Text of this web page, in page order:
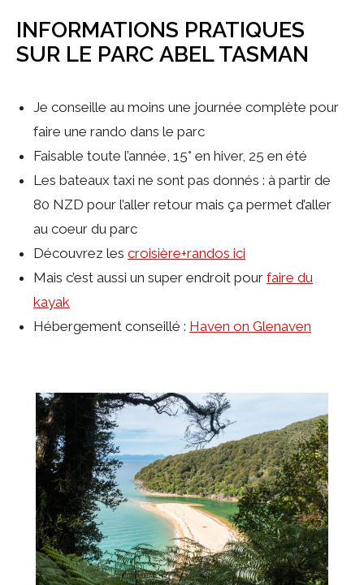
INFORMATIONS PRATIQUES
SUR LE PARC ABEL TASMAN
Je conseille au moins une journée complète pour
faire une rando dans le parc
Faisable toute l’année, 15° en hiver, 25 en été
Les bateaux taxi ne sont pas donnés : à partir de
80 NZD pour l’aller retour mais ça permet d’aller
au coeur du parc
Découvrez les croisière+randos ici
Mais c’est aussi un super endroit pour faire du
kayak
Hébergement conseillé : Haven on Glenaven